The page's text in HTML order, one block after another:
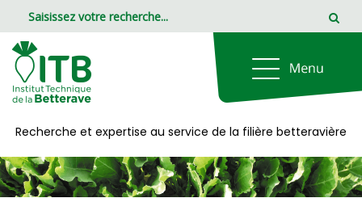
Recherche et expertise au service de la filière betteravière
Panneau de gestion des cookies